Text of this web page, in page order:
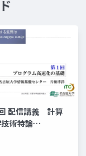
配信講義 計算
術特論